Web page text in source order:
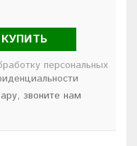
КУПИТЬ
персональных
звоните нам